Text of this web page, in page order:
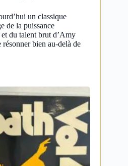
un classique
de la puissance
du talent brut d’Amy
bien au-delà de